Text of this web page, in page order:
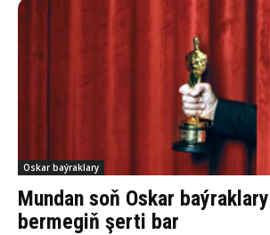
Oskar baýraklary
Mundan soň Oskar
bermegiň şerti bar